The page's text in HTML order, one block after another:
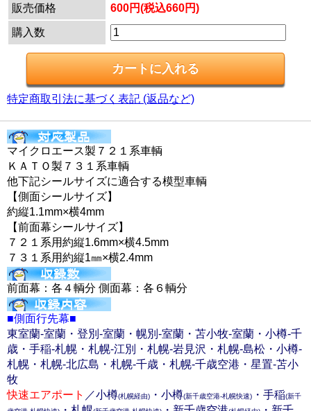
販売価格
600円(税込660円)
購入数
特定商取引法に基づく表記 (返品など)
マイクロエース製７２１系車輌
ＫＡＴＯ製７３１系車輌
他下記シールサイズに適合する模型車輌
【側面シールサイズ】
約縦1.1mm×横4mm
【前面幕シールサイズ】
７２１系用約縦1.6mm×横4.5mm
７３１系用約縦1㎜×横2.4mm
前面幕：各４輌分 側面幕：各６輌分
■側面行先幕■
東室蘭-室蘭・登別-室蘭・幌別-室蘭・苫小牧-室蘭・小樽-千
歳・手稲-札幌・札幌-江別・札幌-岩見沢・札幌-島松・小樽-
札幌・札幌-北広島・札幌-千歳・札幌-千歳空港・星置-苫小
牧
快速エアポート ／小樽(札幌経由) ・小樽(新千歳空港-札幌快速) ・手稲(新千